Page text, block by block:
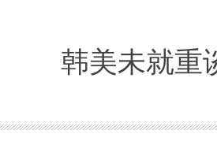
韩美未就重